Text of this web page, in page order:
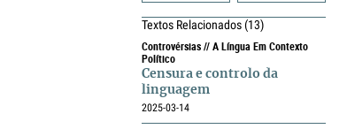
Textos Relacionados(13)
Controvérsias // A Língua Em Contexto
Político
Censura e controlo da
linguagem
2025-03-14